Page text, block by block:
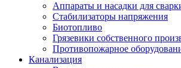
Аппараты и насадки для
Стабилизаторы напряжения
Биотопливо
Грязевики собственного
Противопожарное
Канализация